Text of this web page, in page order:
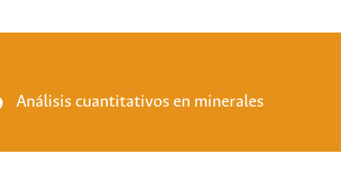
Análisis cuantitativos en minerales